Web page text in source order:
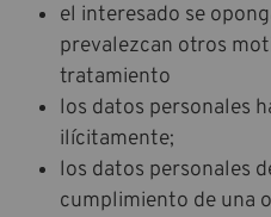
el interesado se
prevalezcan otros
tratamiento
los datos personales
ilícitamente;
los datos personales
cumplimiento de una